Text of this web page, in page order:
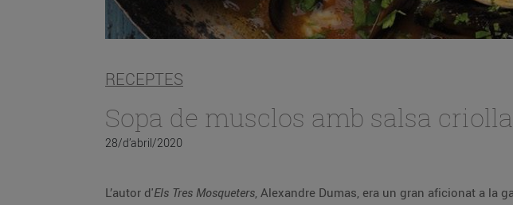
RECEPTES
Sopa de musclos amb salsa criolla
28/d’abril/2020
L’autor d'Els Tres Mosqueters, Alexandre Dumas, era un gran aficionat a la gastronomia i això es reflecteix en la seva obra més coneguda, on el menjar